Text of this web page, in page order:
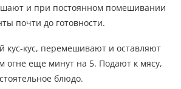
и при постоянном помешивании
почти до готовности.
кус-кус, перемешивают и оставляют
огне еще минут на 5. Подают к мясу,
блюдо.